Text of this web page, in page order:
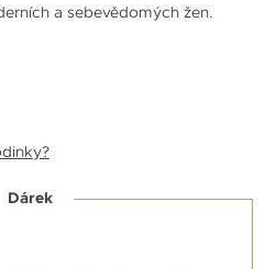
a sebevědomých žen.
Dárek